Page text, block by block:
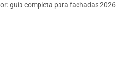
guía completa para fachadas 2026